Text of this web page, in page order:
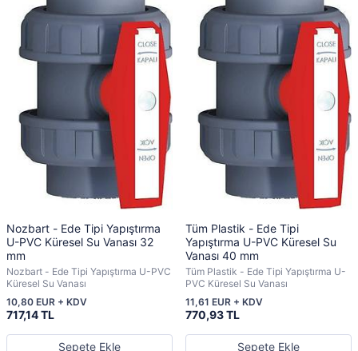
Nozbart - Ede Tipi Yapıştırma
U-PVC Küresel Su Vanası 32
mm
Nozbart - Ede Tipi Yapıştırma U-PVC
Küresel Su Vanası
717,14 TL
10,80 EUR + KDV
Sepete Ekle
Tüm Plastik - Ede Tipi
Yapıştırma U-PVC Küresel Su
Vanası 40 mm
Tüm Plastik - Ede Tipi Yapıştırma U-
PVC Küresel Su Vanası
770,93 TL
11,61 EUR + KDV
Sepete Ekle